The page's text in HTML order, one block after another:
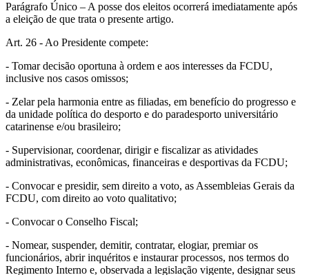
Parágrafo Único – A posse dos eleitos ocorrerá imediatamente após
a eleição de que trata o presente artigo.
Art. 26 - Ao Presidente compete:
- Tomar decisão oportuna à ordem e aos interesses da FCDU,
inclusive nos casos omissos;
- Zelar pela harmonia entre as filiadas, em benefício do progresso e
da unidade política do desporto e do paradesporto universitário
catarinense e/ou brasileiro;
- Supervisionar, coordenar, dirigir e fiscalizar as atividades
administrativas, econômicas, financeiras e desportivas da FCDU;
- Convocar e presidir, sem direito a voto, as Assembleias Gerais da
FCDU, com direito ao voto qualitativo;
- Convocar o Conselho Fiscal;
- Nomear, suspender, demitir, contratar, elogiar, premiar os
funcionários, abrir inquéritos e instaurar processos, nos termos do
Regimento Interno e, observada a legislação vigente, designar seus